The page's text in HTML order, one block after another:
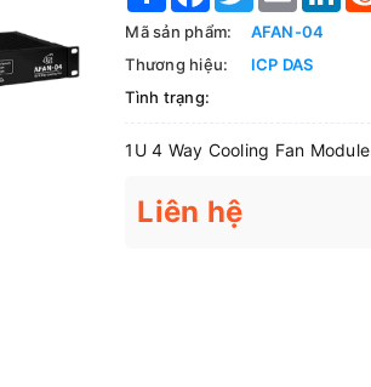
Mã sản phẩm:
AFAN-04
Thương hiệu:
ICP DAS
Tình trạng:
1U 4 Way Cooling Fan Module
Liên hệ